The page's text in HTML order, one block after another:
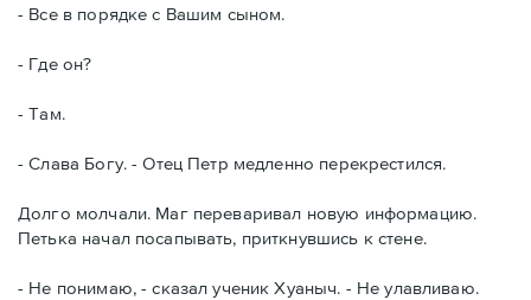
- Все в порядке с Вашим сыном.
- Где он?
- Там.
- Слава Богу. - Отец Петр медленно перекрестился.
Долго молчали. Маг переваривал новую информацию.
Петька начал посапывать, приткнувшись к стене.
- Не понимаю, - сказал ученик Хуаныч. - Не улавливаю.